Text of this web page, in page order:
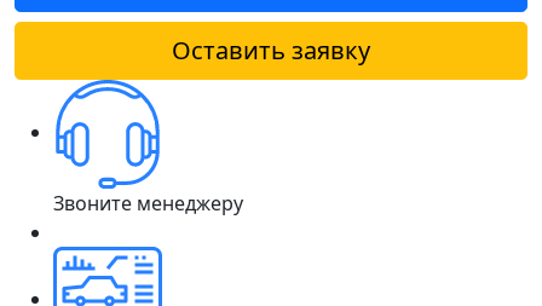
Оставить заявку
Звоните менеджеру